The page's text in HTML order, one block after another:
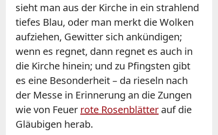
sieht man aus der Kirche in ein strahlend
tiefes Blau, oder man merkt die Wolken
auf­ziehen, Gewitter sich ankündigen;
wenn es regnet, dann regnet es auch in
die Kirche hinein; und zu Pfingsten gibt
es eine Be­sonder­heit – da rieseln nach
der Messe in Erinnerung an die Zungen
wie von Feuer rote Rosenblätter auf die
Gläubigen herab.